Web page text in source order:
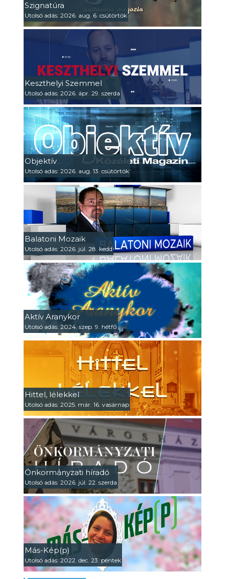
Szignatúra
Utolsó adás: 2026. aug. 6. csütörtök
Keszthelyi Szemmel
Utolsó adás: 2026. ápr. 29. szerda
Objektív
Utolsó adás: 2026. aug. 13. csütörtök
Balatoni Mozaik
Utolsó adás: 2026. júl. 28. kedd
Aktív Aranykor
Utolsó adás: 2024. szep. 9. hétfő
Hittel, lélekkel
Utolsó adás: 2025. már. 16. vasárnap
Önkormányzati híradó
Utolsó adás: 2026. júl. 22. szerda
Más-Kép(p)
Utolsó adás: 2022. dec. 23. péntek